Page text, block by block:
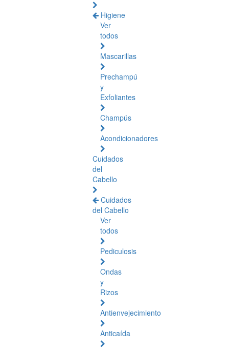
Higiene
Ver
todos
Mascarillas
Prechampú
y
Exfoliantes
Champús
Acondicionadores
Cuidados
del
Cabello
Cuidados
del Cabello
Ver
todos
Pediculosis
Ondas
y
Rizos
Antienvejecimiento
Anticaída